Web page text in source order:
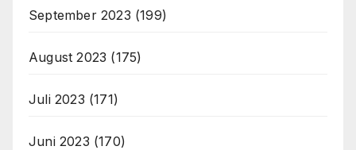
September 2023 (199)
August 2023 (175)
Juli 2023 (171)
Juni 2023 (170)